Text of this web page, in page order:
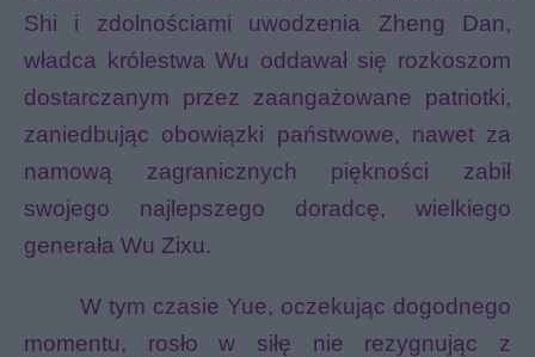
Shi i zdolnościami uwodzenia Zheng Dan,
władca królestwa Wu oddawał się rozkoszom
dostarczanym przez zaangażowane patriotki,
zaniedbując obowiązki państwowe, nawet za
namową zagranicznych piękności zabił
swojego najlepszego doradcę, wielkiego
generała Wu Zixu.
W tym czasie Yue, oczekując dogodnego
momentu, rosło w siłę nie rezygnując z